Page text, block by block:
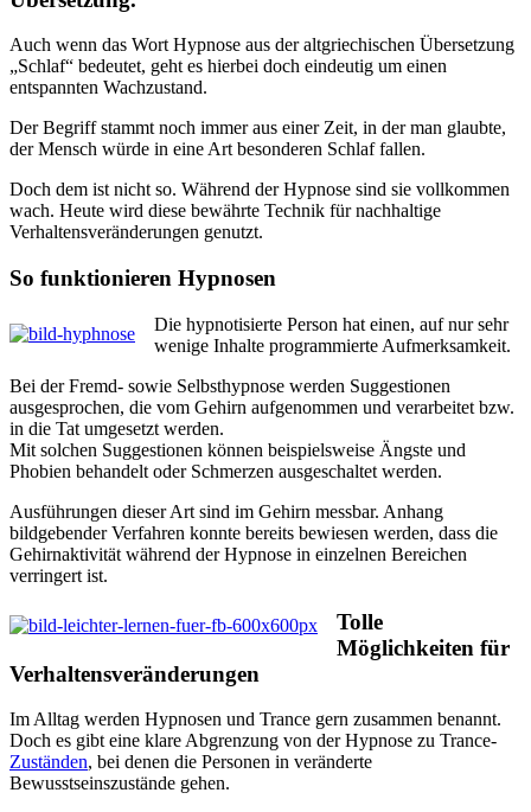
Auch wenn das Wort Hypnose aus der altgriechischen Übersetzung
„Schlaf“ bedeutet, geht es hierbei doch eindeutig um einen
entspannten Wachzustand.
Der Begriff stammt noch immer aus einer Zeit, in der man glaubte,
der Mensch würde in eine Art besonderen Schlaf fallen.
Doch dem ist nicht so. Während der Hypnose sind sie vollkommen
wach. Heute wird diese bewährte Technik für nachhaltige
Verhaltensveränderungen genutzt.
So funktionieren Hypnosen
Die hypnotisierte Person hat einen, auf nur sehr
wenige Inhalte programmierte Aufmerksamkeit.
Bei der Fremd- sowie Selbsthypnose werden Suggestionen
ausgesprochen, die vom Gehirn aufgenommen und verarbeitet bzw.
in die Tat umgesetzt werden.
Mit solchen Suggestionen können beispielsweise Ängste und
Phobien behandelt oder Schmerzen ausgeschaltet werden.
Ausführungen dieser Art sind im Gehirn messbar. Anhang
bildgebender Verfahren konnte bereits bewiesen werden, dass die
Gehirnaktivität während der Hypnose in einzelnen Bereichen
verringert ist.
Tolle
Möglichkeiten für
Verhaltensveränderungen
Im Alltag werden Hypnosen und Trance gern zusammen benannt.
Doch es gibt eine klare Abgrenzung von der Hypnose zu Trance-
Zuständen, bei denen die Personen in veränderte
Bewusstseinszustände gehen.